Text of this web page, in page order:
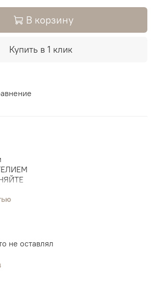
В корзину
Купить в 1 клик
связку шаров под данную фигуру.
не оставлял